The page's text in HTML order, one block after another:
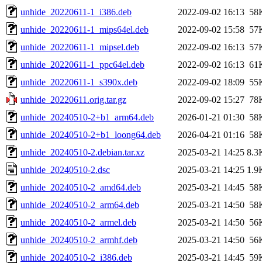
unhide_20220611-1_i386.deb
2022-09-02 16:13
unhide_20220611-1_mips64el.deb
2022-09-02 15:58
unhide_20220611-1_mipsel.deb
2022-09-02 16:13
unhide_20220611-1_ppc64el.deb
2022-09-02 16:13
unhide_20220611-1_s390x.deb
2022-09-02 18:09
unhide_20220611.orig.tar.gz
2022-09-02 15:27
unhide_20240510-2+b1_arm64.deb
2026-01-21 01:30
unhide_20240510-2+b1_loong64.deb
2026-04-21 01:16
unhide_20240510-2.debian.tar.xz
2025-03-21 14:25
unhide_20240510-2.dsc
2025-03-21 14:25
unhide_20240510-2_amd64.deb
2025-03-21 14:45
unhide_20240510-2_arm64.deb
2025-03-21 14:50
unhide_20240510-2_armel.deb
2025-03-21 14:50
unhide_20240510-2_armhf.deb
2025-03-21 14:50
unhide_20240510-2_i386.deb
2025-03-21 14:45